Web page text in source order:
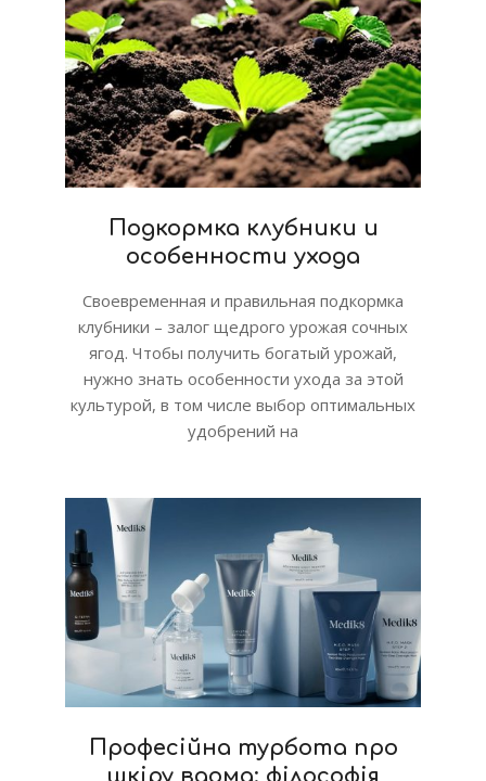
Подкормка клубники и
особенности ухода
Своевременная и правильная подкормка
клубники – залог щедрого урожая сочных
ягод. Чтобы получить богатый урожай,
нужно знать особенности ухода за этой
культурой, в том числе выбор оптимальных
удобрений на
Професійна турбота про
шкіру вдома: філософія